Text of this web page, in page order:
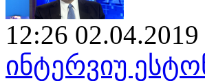
12:26 02.04.2019
ინტერვიუ